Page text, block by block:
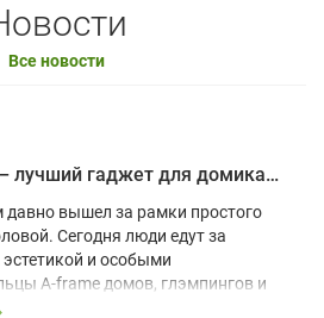
Все новости
Почему проектор – лучший гаджет для домика в глэмпинге
вышел за рамки простого
Сегодня люди едут за
и особыми
A-frame домов, глэмпингов и
растет, и